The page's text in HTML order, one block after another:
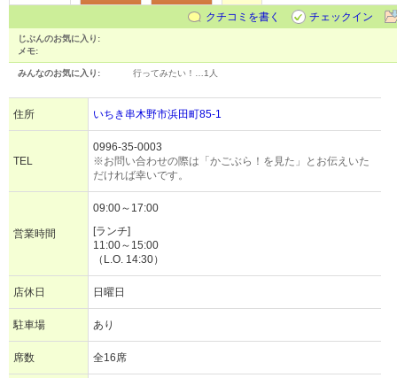
クチコミを書く
チェックイン
じぶんのお気に入り:
メモ:
みんなのお気に入り: 行ってみたい！… 1人
住所 いちき串木野市浜田町85-1
TEL
0996-35-0003
※お問い合わせの際は「かごぶら！を見た」とお伝えいた
だければ幸いです。
営業時間
09:00～17:00
[ランチ]
11:00～15:00
（L.O. 14:30）
店休日 日曜日
駐車場 あり
席数 全16席